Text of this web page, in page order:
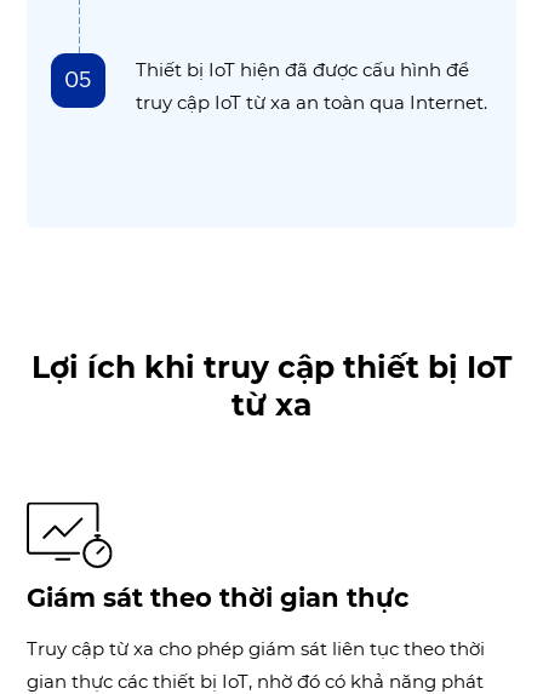
05
Thiết bị IoT hiện đã được cấu hình để
truy cập IoT từ xa an toàn qua Internet.
Lợi ích khi truy cập thiết bị IoT
từ xa
Giám sát theo thời gian thực
Truy cập từ xa cho phép giám sát liên tục theo thời
gian thực các thiết bị IoT, nhờ đó có khả năng phát